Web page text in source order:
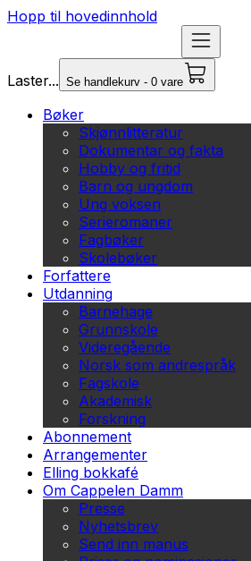
Hopp til hovedinnhold
Laster... Se handlekurv - 0 vare
Bøker
Skjønnlitteratur
Dokumentar og fakta
Hobby og fritid
Barn og ungdom
Ung voksen
Serieromaner
Fagbøker
Skolebøker
Forfattere
Utdanning
Barnehage
Grunnskole
Videregående
Norsk som andrespråk
Fagskole
Akademisk
Forskning
Abonnement
Arrangementer
Elling bokkafé
Om Cappelen Damm
Presse
Nyhetsbrev
Send inn manus